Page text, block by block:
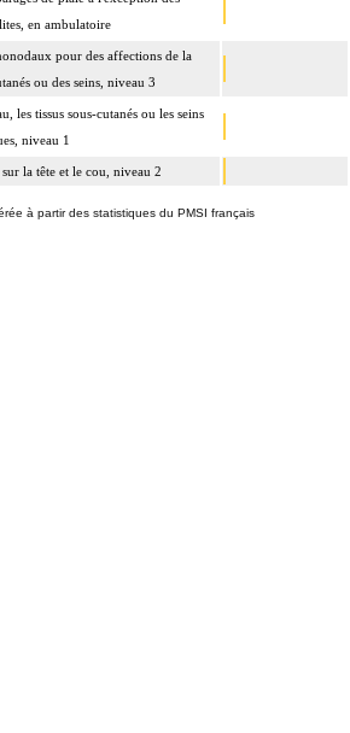
en ambulatoire
pour des affections de la
ou des seins, niveau 3
les tissus sous-cutanés ou les seins
niveau 1
la tête et le cou, niveau 2
à partir des statistiques du PMSI français